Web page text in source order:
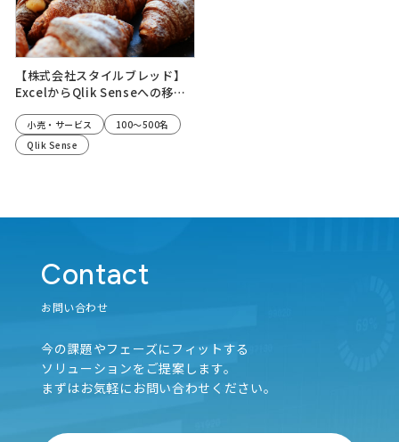
ナレッジライブラリー
個人情報保護方針/個人情報の取り扱いについて
採用情報
ナレッジライブラリー
個人情報保護方針/個人情報の取り扱いについて
自動化 脱Excel 直感的UI
外部情報調査 地域DX 勤怠データ
レポート抽出 データ活用シュミレーション
センサーデータ スマートシティ
オンライン配信 UI構築 PoC
【株式会社スタイルブレッド】
ExcelからQlik Senseへの移行
育成を促進
小売・サービス
100～500名
Qlik Sense
Contact
お問い合わせ
今の課題やフェーズにフィットする
ソリューションをご提案します。
まずはお気軽にお問い合わせください。